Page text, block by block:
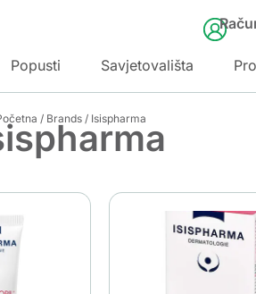
Popusti Savjetovališta
/ Brands/ Isispharma